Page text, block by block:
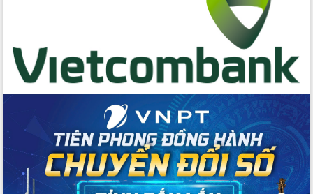
Thì Thùng mừng Xuân Bính Ngọ 2026
Lãnh đạo tỉnh dâng hương tưởng niệm
tại Đập Đồng Cam đầu Xuân Bính Ngọ
Ngành nông nghiệp phấn đấu tăng
trưởng đạt 5,86% trong năm 2026
UBND tỉnh Đắk Lắk triển khai công tác
quốc phòng, quân sự địa phương năm
2026
Đắk Lắk tập trung toàn lực khắc phục
tồn tại IUU, sẵn sàng làm việc với